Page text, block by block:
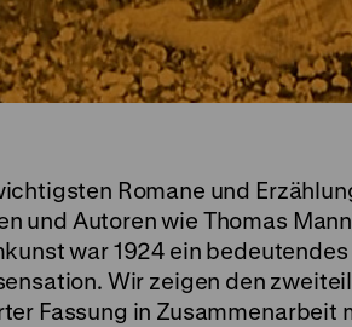
Romane und
und Autoren wie Thomas
war 1924 ein bedeutendes
Wir zeigen den
Fassung in Zusammenarbeit